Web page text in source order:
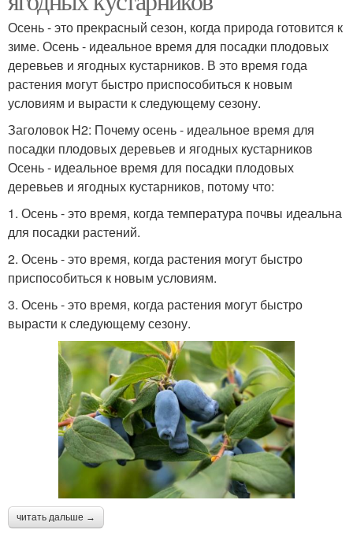
Осень - это прекрасный сезон, когда природа готовится к
зиме. Осень - идеальное время для посадки плодовых
деревьев и ягодных кустарников. В это время года
растения могут быстро приспособиться к новым
условиям и вырасти к следующему сезону.
Заголовок H2: Почему осень - идеальное время для
посадки плодовых деревьев и ягодных кустарников
Осень - идеальное время для посадки плодовых
деревьев и ягодных кустарников, потому что:
1. Осень - это время, когда температура почвы идеальна
для посадки растений.
2. Осень - это время, когда растения могут быстро
приспособиться к новым условиям.
3. Осень - это время, когда растения могут быстро
вырасти к следующему сезону.
читать дальше →